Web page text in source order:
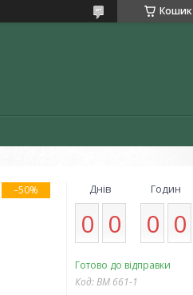
Кошик
–50% Днів
0 0
Годин
0 0
Готово до відправки
Код:ВМ 661-1